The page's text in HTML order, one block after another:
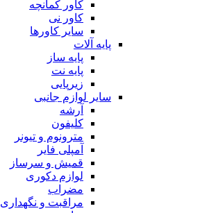
کاور کمانچه
کاور نی
سایر کاورها
پایه آلات
پایه ساز
پایه نت
زیرپایی
سایر لوازم جانبی
آرشه
کلیفون
مترونوم و تیونر
آمپلی فایر
قمیش و سرساز
لوازم دکوری
مضراب
مراقبت و نگهداری